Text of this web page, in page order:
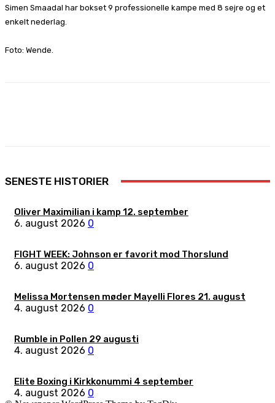
Simen Smaadal har bokset 9 professionelle kampe med 8 sejre og et
enkelt nederlag.
Foto: Wende.
SENESTE HISTORIER
Oliver Maximilian i kamp 12. september
6. august 2026 0
FIGHT WEEK: Johnson er favorit mod Thorslund
6. august 2026 0
Melissa Mortensen møder Mayelli Flores 21. august
4. august 2026 0
Rumble in Pollen 29 augusti
4. august 2026 0
Elite Boxing i Kirkkonummi 4 september
4. august 2026 0